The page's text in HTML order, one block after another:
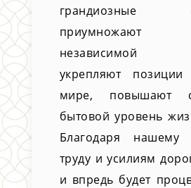
грандиозные
независимой
укрепляют
мире, повышают
бытовой уровень
Благодаря нашему
труду и усилиям
и впредь будет